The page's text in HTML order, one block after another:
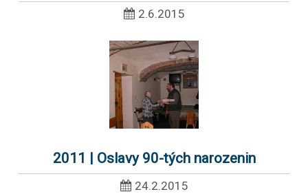
2.6.2015
2011 | Oslavy 90-tých narozenin
24.2.2015